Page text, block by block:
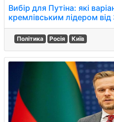
Вибір для Путіна: які
кремлівським лідером від
Політика Росія Київ